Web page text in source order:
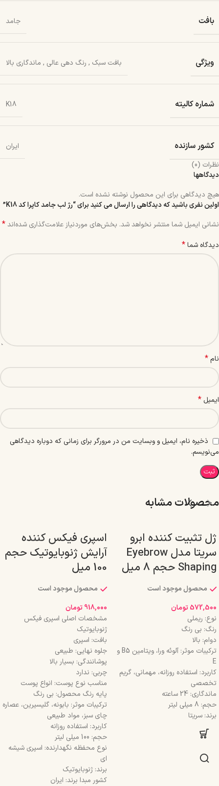
بافت جامد
ویژگی بافت سبک , رنگ دهی عالی , ماندگاری بالا
شماره کالیته K18
کشور سازنده
ایران
نظرات (0)
دیدگاهها
هیچ دیدگاهی برای این محصول نوشته نشده است.
اولین نفری باشید که دیدگاهی را ارسال می کنید برای “رژ لب جامد کاپرا کد K18”
نشانی ایمیل شما منتشر نخواهد شد. بخش‌های موردنیاز علامت‌گذاری شده‌اند*
دیدگاه شما*
نام*
ایمیل *
ذخیره نام، ایمیل و وبسایت من در مرورگر برای زمانی که دوباره دیدگاهی
می‌نویسم.
محصولات مشابه
ژل تثبیت کننده ابرو
سریتا مدل Eyebrow
Shaping حجم 8 میل
محصول موجود است
572,500تومان
نوع: ریملی
رنگ: بی رنگ
دوام: بالا
ترکیبات موثر: آلوئه ورا، ویتامین B5 و
E
کاربرد: استفاده روزانه، مهمانی، گریم
تخصصی
ماندگاری: 24 ساعته
حجم: 8 میلی لیتر
برند: سریتا
اسپری فیکس کننده
آرایش ژنوبایوتیک حجم
100 میل
محصول موجود است
918,000تومان
مشخصات اصلی اسپری فیکس
ژنوبایوتیک
بافت: اسپری
جلوه نهایی: طبیعی
پوشانندگی: بسیار بالا
چربی: ندارد
مناسب نوع پوست: انواع پوست
پایه رنگ محصول: بی رنگ
ترکیبات موثر: بابونه، گلیسیرین، عصاره
چای سبز، مواد طبیعی
کاربرد: استفاده روزانه
حجم: 100 میلی لیتر
نوع محفظه نگهدارنده: اسپری شیشه
ای
برند: ژنوبایوتیک
کشور مبدا برند: ایران